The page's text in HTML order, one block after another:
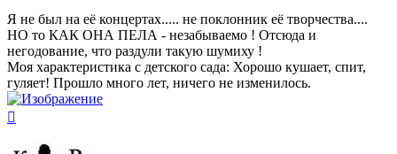
Я не был на её концертах..... не поклонник её творчества....
НО то КАК ОНА ПЕЛА - незабываемо ! Отсюда и
негодование, что раздули такую шумиху !
Моя характеристика с детского сада: Хорошо кушает, спит,
гуляет! Прошло много лет, ничего не изменилось.
началу